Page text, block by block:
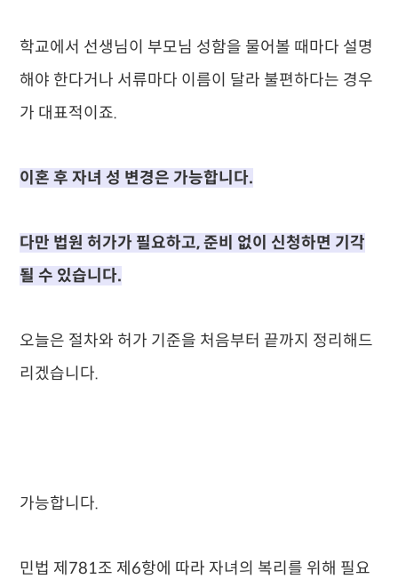
학교에서 선생님이 부모님 성함을 물어볼 때마다 설명
해야 한다거나 서류마다 이름이 달라 불편하다는 경우
가 대표적이죠.
이혼 후 자녀 성 변경은 가능합니다.
다만 법원 허가가 필요하고, 준비 없이 신청하면 기각
될 수 있습니다.
오늘은 절차와 허가 기준을 처음부터 끝까지 정리해드
리겠습니다.
가능합니다.
민법 제781조 제6항에 따라 자녀의 복리를 위해 필요